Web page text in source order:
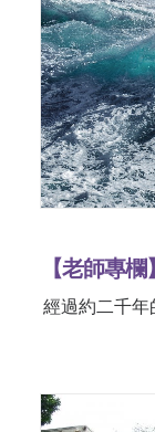
【老師專
經過約二千